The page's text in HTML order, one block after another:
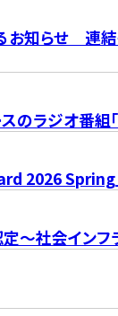
お知らせ
のラジオ番
2026 Spring
定～社会イ